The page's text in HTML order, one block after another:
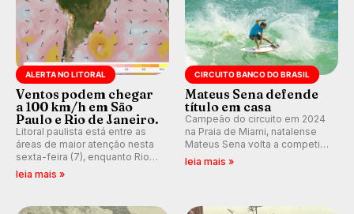
ALERTA NO LITORAL
Ventos podem chegar
a 100 km/h em São
Paulo e Rio de Janeiro.
Litoral paulista está entre as
áreas de maior atenção nesta
sexta-feira (7), enquanto Rio
de Janeiro também recebe
alerta para ventos fortes.
km/h em Itanhaém.
leia mais »
CIRCUITO BANCO DO BRASIL
Mateus Sena defende
título em casa
Campeão do circuito em 2024
na Praia de Miami, natalense
Mateus Sena volta a competir
em casa em busca de manter a
hegemonia potiguar em etapa
leia mais »